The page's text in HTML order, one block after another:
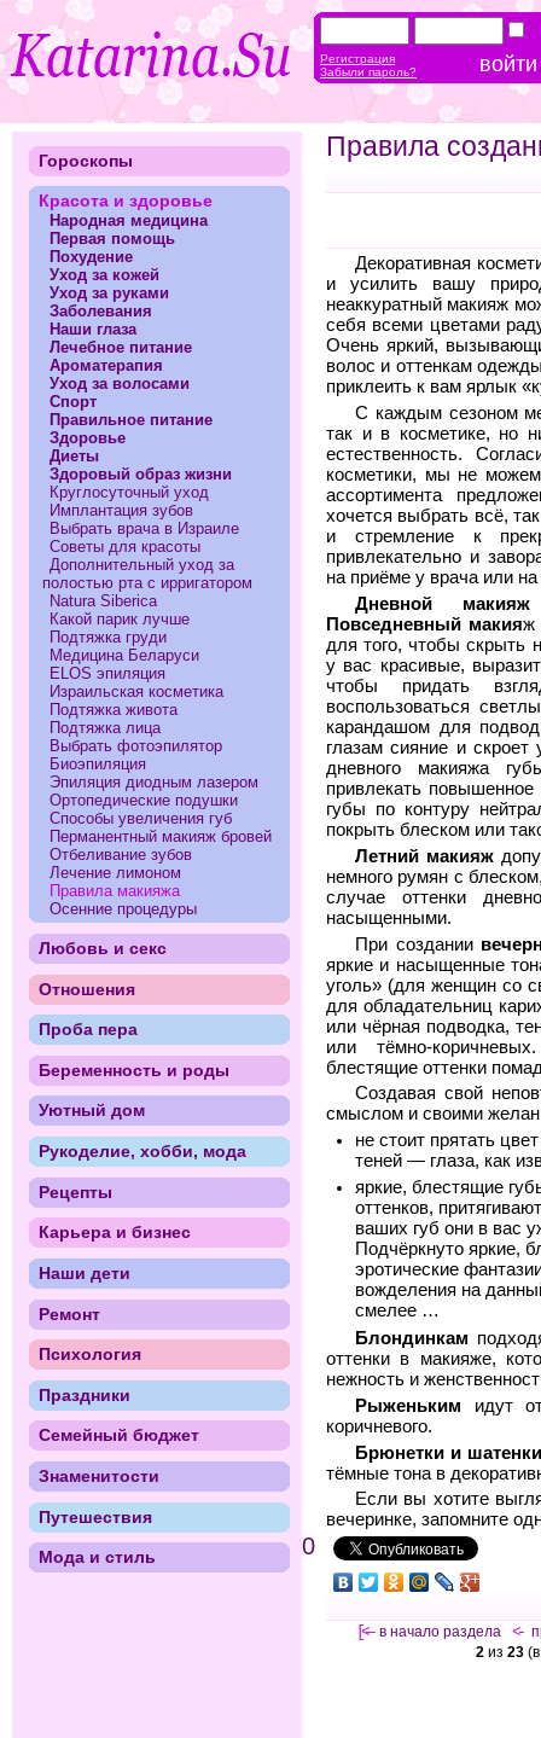
Правила
Декоративная
и усилить вашу
неаккуратный макияж
себя всеми цветами
Очень яркий,
волос и оттенкам
приклеить к вам ярлык
С каждым сезоном
так и в косметике, но
естественность.
косметики, мы не можем
ассортимента
хочется выбрать всё,
и стремление к
привлекательно и
на приёме у врача или
Дневной макияж
Повседневный макияж
для того, чтобы скрыть
у вас красивые,
чтобы придать
воспользоваться
карандашом для
глазам сияние и скроет
дневного макияжа
привлекать повышенное
губы по контуру
покрыть блеском или
Летний макияж
немного румян с
случае оттенки
насыщенными.
При создании
яркие и насыщенные
уголь» (для женщин со
для обладательниц
или чёрная подводка,
или тёмно-
блестящие оттенки
Создавая свой
смыслом и своими
не стоит прятать
теней — глаза, как
яркие, блестящие
оттенков,
ваших губ они в вас
Подчёркнуто яркие,
эротические
вожделения на
смелее …
Блондинкам
оттенки в макияже,
нежность и
Рыженьким идут
коричневого.
Брюнетки и шатенки
тёмные тона в
Если вы хотите
вечеринке, запомните
0
[<— в начало раздела <-
2 из 23
Гороскопы
Красота и здоровье
Народная медицина
Первая помощь
Похудение
Уход за кожей
Уход за руками
Заболевания
Наши глаза
Лечебное питание
Ароматерапия
Уход за волосами
Спорт
Правильное питание
Здоровье
Диеты
Здоровый образ жизни
Круглосуточный уход
Имплантация зубов
Выбрать врача в Израиле
Советы для красоты
Дополнительный уход за
полостью рта с ирригатором
Natura Siberica
Какой парик лучше
Подтяжка груди
Медицина Беларуси
ELOS эпиляция
Израильская косметика
Подтяжка живота
Подтяжка лица
Выбрать фотоэпилятор
Биоэпиляция
Эпиляция диодным лазером
Ортопедические подушки
Способы увеличения губ
Перманентный макияж бровей
Отбеливание зубов
Лечение лимоном
Правила макияжа
Осенние процедуры
Любовь и секс
Отношения
Проба пера
Беременность и роды
Уютный дом
Рукоделие, хобби, мода
Рецепты
Карьера и бизнес
Наши дети
Ремонт
Психология
Праздники
Семейный бюджет
Знаменитости
Путешествия
Мода и стиль
Регистрация
Забыли пароль?